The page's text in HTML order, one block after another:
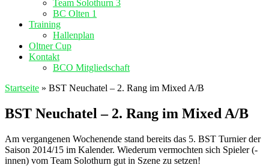
Team Solothurn 3
BC Olten 1
Training
Hallenplan
Oltner Cup
Kontakt
BCO Mitgliedschaft
Startseite » BST Neuchatel – 2. Rang im Mixed A/B
BST Neuchatel – 2. Rang im Mixed A/B
Am vergangenen Wochenende stand bereits das 5. BST Turnier der
Saison 2014/15 im Kalender. Wiederum vermochten sich Spieler (-
innen) vom Team Solothurn gut in Szene zu setzen!